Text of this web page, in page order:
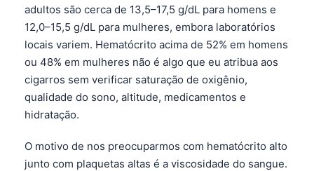
adultos são cerca de 13,5–17,5 g/dL para homens e
12,0–15,5 g/dL para mulheres, embora laboratórios
locais variem. Hematócrito acima de 52% em homens
ou 48% em mulheres não é algo que eu atribua aos
cigarros sem verificar saturação de oxigênio,
qualidade do sono, altitude, medicamentos e
hidratação.
O motivo de nos preocuparmos com hematócrito alto
junto com plaquetas altas é a viscosidade do sangue.